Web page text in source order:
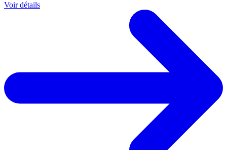
Voir détails